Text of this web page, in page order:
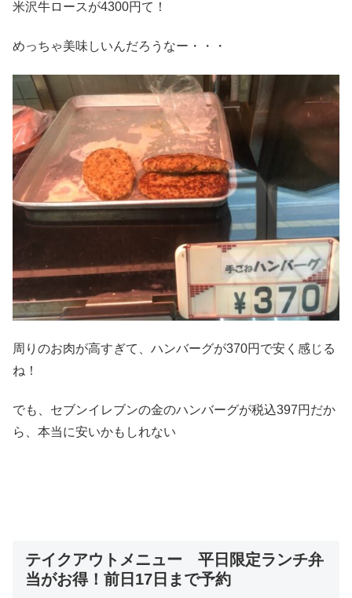
米沢牛ロースが4300円て！
めっちゃ美味しいんだろうなー・・・
周りのお肉が高すぎて、ハンバーグが370円で安く感じる
ね！
でも、セブンイレブンの金のハンバーグが税込397円だか
ら、本当に安いかもしれない
テイクアウトメニュー 平日限定ランチ弁
当がお得！前日17日まで予約